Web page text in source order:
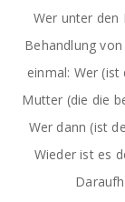
Wer unter den
Behandlung
einmal: Wer (ist
Mutter (die die
Wer dann (ist
Wieder ist es